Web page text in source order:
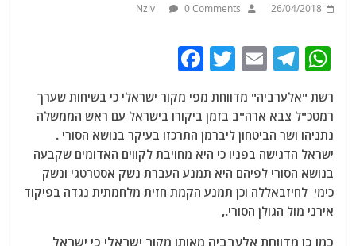
26/04/2018
Nziv 0 Comments
W
h
at
s
A
p
p
T
e
g
ra
m
E
ai
l
T
itt
er
c
e
b
o
k
רשת "אלערביה" מדווחת מפי מקור ישראלי כי בשיחות שערך
רמטכ"ל צבא ארה"ב בזמן ביקורו בישראל עם ראש הממשלה
נתניהו ושר הביטחון ליברמן התרכזו בעיקר בנושא הסורי .
ישראל הדגישה בפניו כי היא מחויבת לקווים האדומים שקבעה
בנושא הסורי לפיהם היא תמנע העברת נשק אסטרטגי ונשק
כימי לחיזבאללה וכן תמנע הקמת חזית מלחמתית נגדה בפיקוד
אירני מול הגולן הסורי.,
כמו כן מדווחת אלערביה מאותו מקור ישראלי כי ישראל